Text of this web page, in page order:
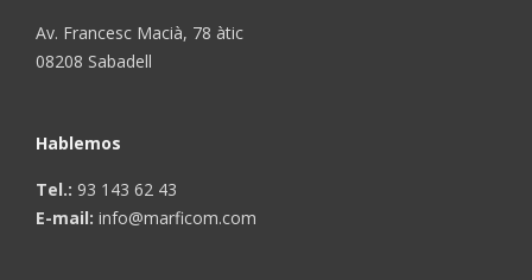
Av. Francesc Macià, 78 àtic
08208 Sabadell
Hablemos
Tel.: 93 143 62 43
E-mail: info@marficom.com